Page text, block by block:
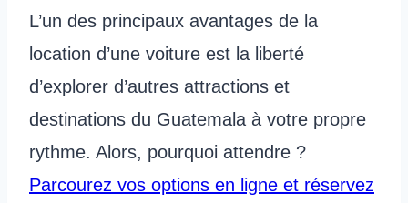
L’un des principaux avantages de la
location d’une voiture est la liberté
d’explorer d’autres attractions et
destinations du Guatemala à votre propre
rythme. Alors, pourquoi attendre ?
Parcourez vos options en ligne et réservez